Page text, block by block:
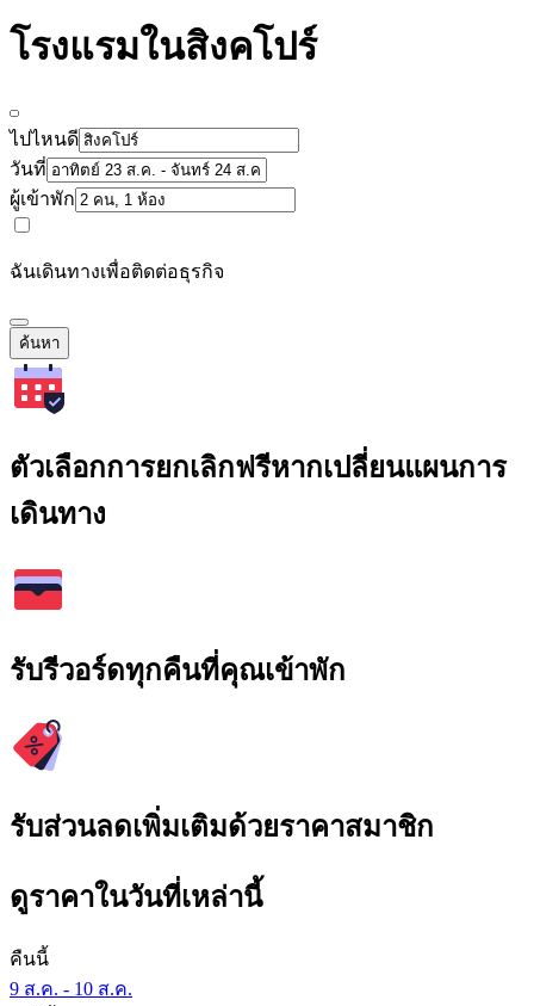
โรงแรมในสิงคโปร์
ไปไหนดี
วันที่
ผู้เข้าพัก
ฉันเดินทางเพื่อติดต่อธุรกิจ
ค้นหา
ตัวเลือกการยกเลิกฟรีหากเปลี่ยนแผนการ
เดินทาง
รับรีวอร์ดทุกคืนที่คุณเข้าพัก
รับส่วนลดเพิ่มเติมด้วยราคาสมาชิก
ดูราคาในวันที่เหล่านี้
คืนนี้
9 ส.ค. - 10 ส.ค.